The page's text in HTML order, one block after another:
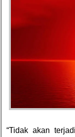
“Tidak akan